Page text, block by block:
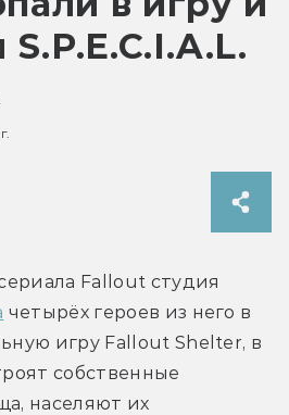
Fallout студия
четырёх героев из него в
игру Fallout Shelter, в
собственные
населяют их